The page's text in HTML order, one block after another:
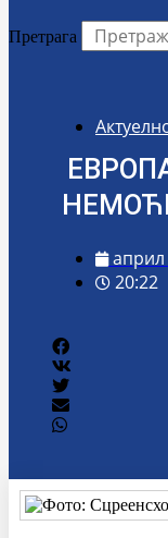
Претрага
април
20:22